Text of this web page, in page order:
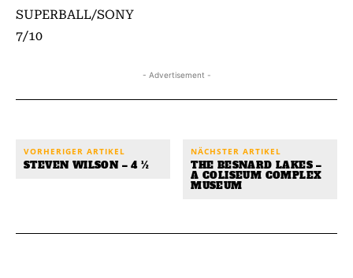
SUPERBALL/SONY
7/10
- Advertisement -
VORHERIGER ARTIKEL
STEVEN WILSON – 4 ½
NÄCHSTER ARTIKEL
THE BESNARD LAKES –
A COLISEUM COMPLEX
MUSEUM